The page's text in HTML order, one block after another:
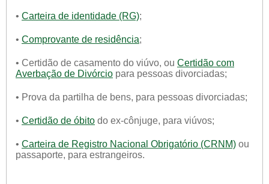
• Carteira de identidade (RG);
• Comprovante de residência;
• Certidão de casamento do viúvo, ou Certidão com
Averbação de Divórcio para pessoas divorciadas;
• Prova da partilha de bens, para pessoas divorciadas;
• Certidão de óbito do ex-cônjuge, para viúvos;
• Carteira de Registro Nacional Obrigatório (CRNM) ou
passaporte, para estrangeiros.